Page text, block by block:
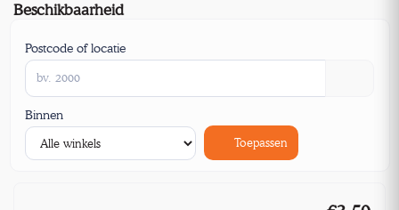
Beschikbaarheid
Postcode of locatie
Binnen
Toepassen